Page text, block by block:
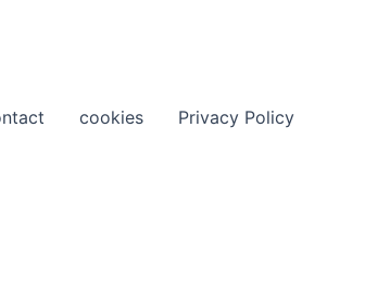
cookies Privacy Policy